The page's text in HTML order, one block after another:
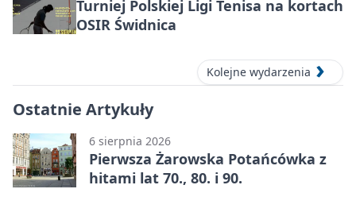
Turniej Polskiej Ligi Tenisa na kortach
OSIR Świdnica
Kolejne wydarzenia
Ostatnie Artykuły
6 sierpnia 2026
Pierwsza Żarowska Potańcówka z
hitami lat 70., 80. i 90.